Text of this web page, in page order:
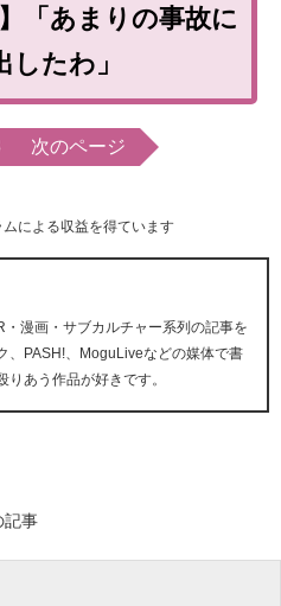
「あまりの事故に
したわ」
次のページ
による収益を得ています
漫画・サブカルチャー系列の記事を
、PASH!、MoguLiveなどの媒体で書
りあう作品が好きです。
記事